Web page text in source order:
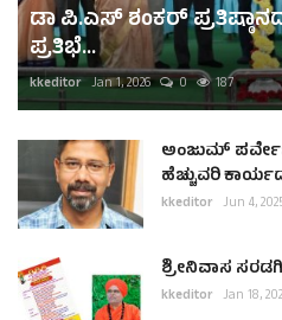
ಡಾ ಪಿ.ಎಸ್ ಶಂಕರ್
ಪ್ರತಿಭೆ...
kkeditor Jan 1, 2026 0 187
ಅಂಜುಮ್
ಹೆಚ್ಚುವರಿ
kkeditor Jun 4,
ಶ್ರೀನಿವಾಸ
kkeditor Jan 18,